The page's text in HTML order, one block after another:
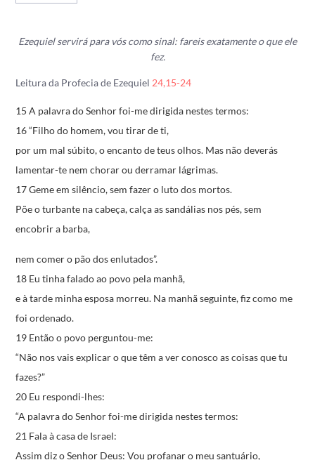
Ezequiel servirá para vós como sinal: fareis exatamente o que ele
fez.
Leitura da Profecia de Ezequiel 24,15-24
15 A palavra do Senhor foi-me dirigida nestes termos:
16 “Filho do homem, vou tirar de ti,
por um mal súbito,o encanto de teus olhos. Mas não deverás
lamentar-te nem chorar ou derramar lágrimas.
17 Geme em silêncio, sem fazer o luto dos mortos.
Põe o turbante na cabeça,calça as sandálias nos pés,sem
encobrir a barba,
nem comer o pão dos enlutados”.
18 Eu tinha falado ao povo pela manhã,
e à tarde minha esposa morreu. Na manhã seguinte, fiz como me
foi ordenado.
19 Então o povo perguntou-me:
“Não nos vais explicar o que têm a ver conoscoas coisas que tu
fazes?”
20 Eu respondi-lhes:
“A palavra do Senhor foi-me dirigida nestes termos:
21 Fala à casa de Israel:
Assim diz o Senhor Deus: Vou profanar o meu santuário,